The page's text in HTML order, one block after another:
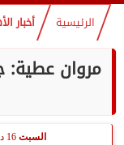
الرئيسية أخبار
مروان عطية:
السبت 16 ديسمبر 2023